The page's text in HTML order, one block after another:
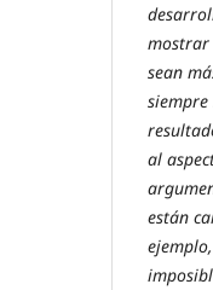
mostrar
sean
al
están